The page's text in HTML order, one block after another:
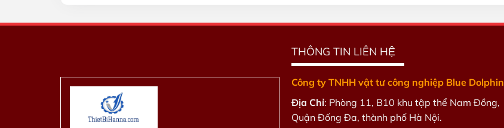
sao
THÔNG TIN LIÊN HỆ
Công ty TNHH vật tư công nghiệp Blue Dolphin
Địa Chỉ: Phòng 11, B10 khu tập thể Nam Đồng,
Quận Đống Đa, thành phố Hà Nội.